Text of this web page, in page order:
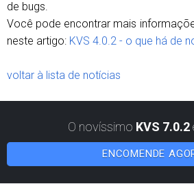
de bugs.
Você pode encontrar mais
neste artigo: KVS 4.0.2 - o que há de
voltar à lista de notícias
O novíssimo KVS 7.0.2
ENCOMENDE